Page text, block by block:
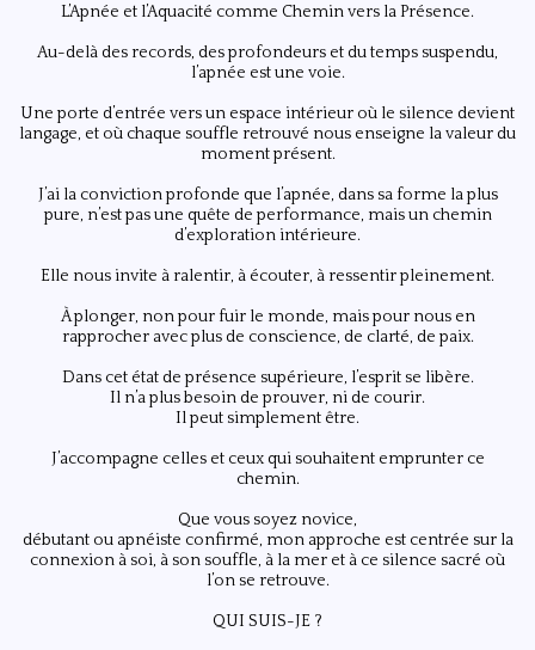
L’Apnée et l’Aquacité comme Chemin vers la Présence.
Au-delà des records, des profondeurs et du temps suspendu,
l’apnée est une voie.
Une porte d’entrée vers un espace intérieur où le silence devient
langage, et où chaque souffle retrouvé nous enseigne la valeur du
moment présent.
J’ai la conviction profonde que l’apnée, dans sa forme la plus
pure, n’est pas une quête de performance, mais un chemin
d’exploration intérieure.
Elle nous invite à ralentir, à écouter, à ressentir pleinement.
À plonger, non pour fuir le monde, mais pour nous en
rapprocher avec plus de conscience, de clarté, de paix.
Dans cet état de présence supérieure, l’esprit se libère.
Il n’a plus besoin de prouver, ni de courir.
Il peut simplement être.
J’accompagne celles et ceux qui souhaitent emprunter ce
chemin.
Que vous soyez novice,
débutant ou apnéiste confirmé, mon approche est centrée sur la
connexion à soi, à son souffle, à la mer et à ce silence sacré où
l’on se retrouve.
QUI SUIS-JE ?